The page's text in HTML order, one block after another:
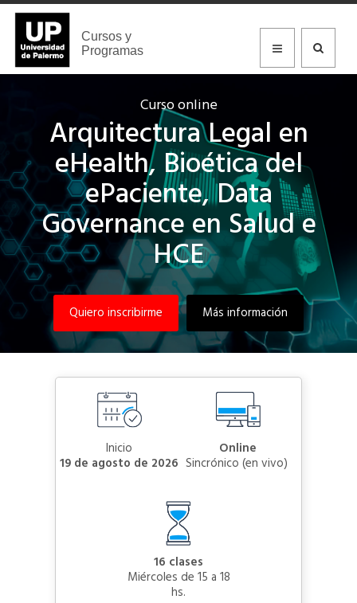
Cursos y
Programas
Curso online
Arquitectura Legal en
eHealth, Bioética del
ePaciente, Data
Governance en Salud e
HCE
Quiero inscribirme Más información
Inicio
19 de agosto de 2026
Online
sincrónico (en vivo)
16 clases
Miércoles de 15 a 18
hs.